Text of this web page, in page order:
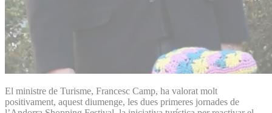
El ministre de Turisme, Francesc Camp, ha valorat molt
positivament, aquest diumenge, les dues primeres jornades de